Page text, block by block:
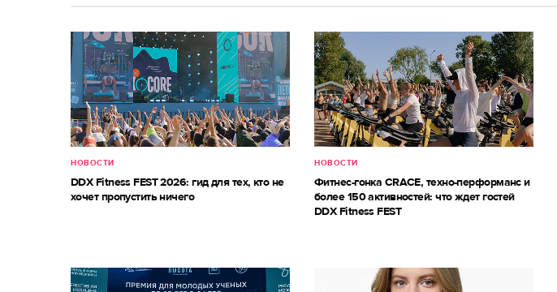
НОВОСТИ
DDX Fitness FEST 2026: гид для тех, кто не
хочет пропустить ничего
НОВОСТИ
Фитнес-гонка CRACE, техно-перформанс и
более 150 активностей: что ждет гостей
DDX Fitness FEST